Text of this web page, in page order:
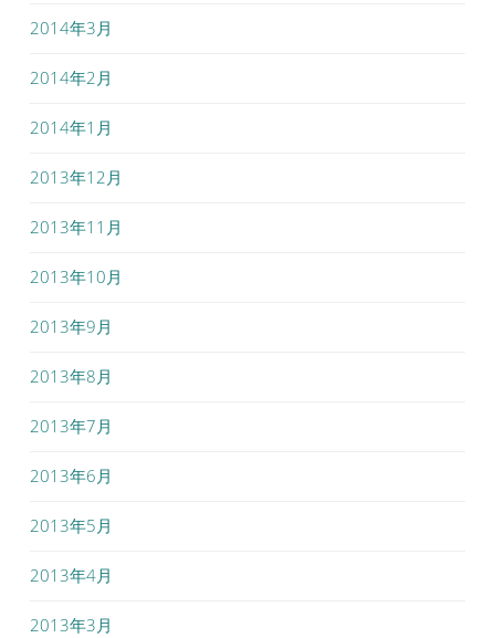
2014年3月
2014年2月
2014年1月
2013年12月
2013年11月
2013年10月
2013年9月
2013年8月
2013年7月
2013年6月
2013年5月
2013年4月
2013年3月